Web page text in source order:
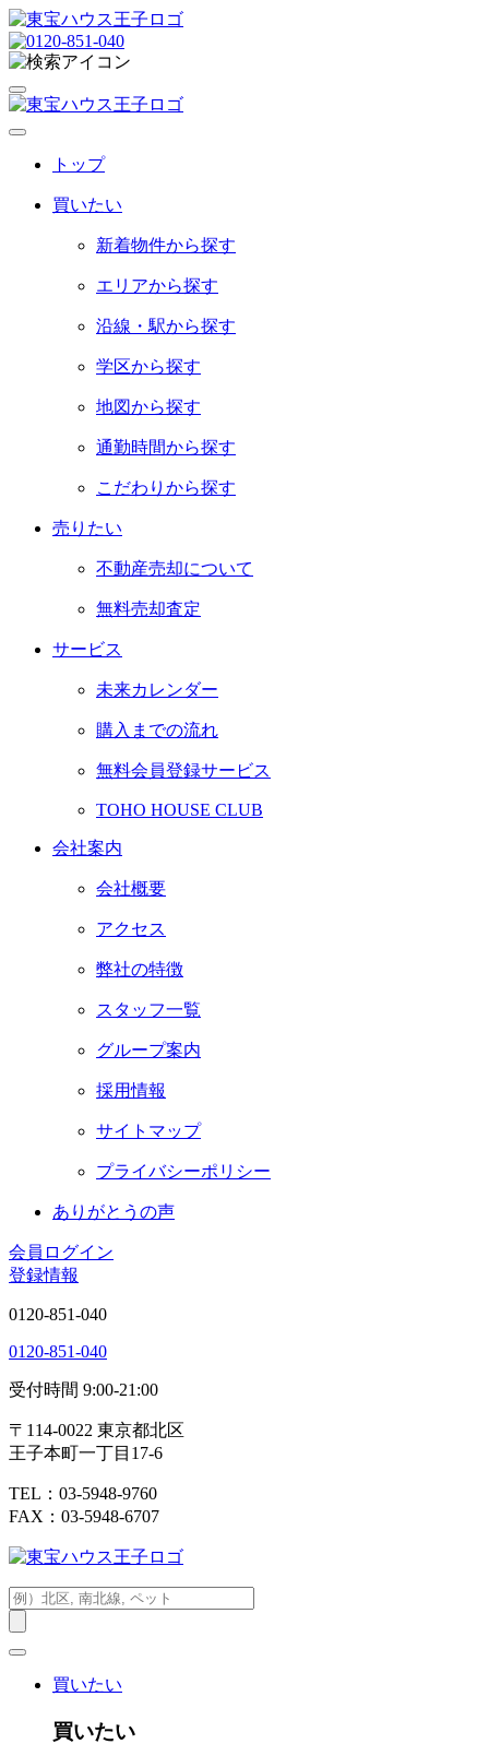
トップ
買いたい
新着物件から探す
エリアから探す
沿線・駅から探す
学区から探す
地図から探す
通勤時間から探す
こだわりから探す
売りたい
不動産売却について
無料売却査定
サービス
未来カレンダー
購入までの流れ
無料会員登録サービス
TOHO HOUSE CLUB
会社案内
会社概要
アクセス
弊社の特徴
スタッフ一覧
グループ案内
採用情報
サイトマップ
プライバシーポリシー
ありがとうの声
会員ログイン
登録情報
0120-851-040
0120-851-040
受付時間 9:00-21:00
〒114-0022 東京都北区
王子本町一丁目17-6
TEL：03-5948-9760
FAX：03-5948-6707
買いたい
買いたい